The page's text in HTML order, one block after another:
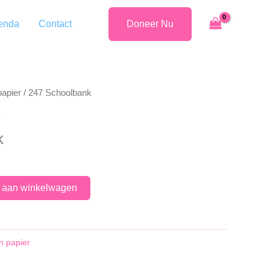
Contact Doneer Nu
/ 247 Schoolbank
winkelwagen
papier